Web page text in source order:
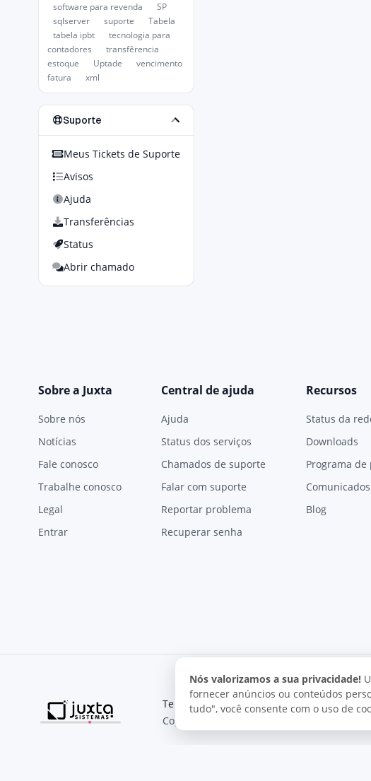
software para revenda
SP
sqlserver
suporte
Tabela
tabela ipbt
tecnologia para
contadores
transfêrencia
estoque
Uptade
vencimento
fatura
xml
Suporte
Meus Tickets de Suporte
Avisos
Ajuda
Transferências
Status
Abrir chamado
Sobre a Juxta
Sobre nós
Notícias
Fale conosco
Trabalhe conosco
Legal
Entrar
Central de ajuda
Ajuda
Status dos serviços
Chamados de suporte
Falar com suporte
Reportar problema
Recuperar senha
Recursos
Status da
Downloads
Programa de
Comunicados
Blog
Nós valorizamos a sua privacidade!
fornecer anúncios ou conteúdos
tudo", você consente com o uso de
Termos de uso Política de privacidade
Copyright © 2026, Juxta Sistemas. Todos os